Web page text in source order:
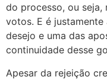
do processo, ou seja,
votos. E é
desejo e uma das
continuidade desse
Apesar da rejeição